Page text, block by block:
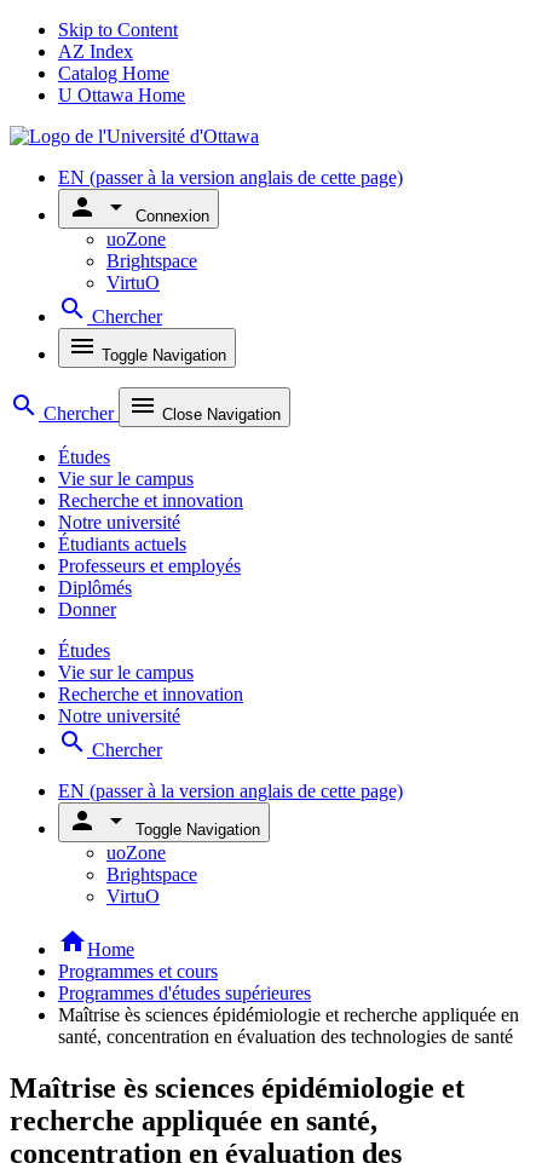
Skip to Content
AZ Index
Catalog Home
U Ottawa Home
EN (passer à la version anglais de cette page)
person arrow_drop_down Connexion
uoZone
Brightspace
VirtuO
search Chercher
menu Toggle Navigation
search Chercher menu Close Navigation
Études
Vie sur le campus
Recherche et innovation
Notre université
Étudiants actuels
Professeurs et employés
Diplômés
Donner
Études
Vie sur le campus
Recherche et innovation
Notre université
search Chercher
EN (passer à la version anglais de cette page)
person arrow_drop_down Toggle Navigation
uoZone
Brightspace
VirtuO
homeHome
Programmes et cours
Programmes d'études supérieures
Maîtrise ès sciences épidémiologie et recherche appliquée en
santé, concentration en évaluation des technologies de santé
Maîtrise ès sciences épidémiologie et
recherche appliquée en santé,
concentration en évaluation des